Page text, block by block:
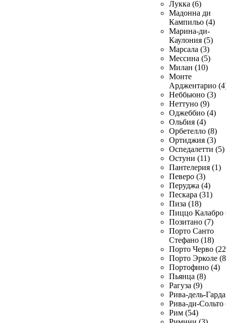
Лукка (6)
Мадонна ди
Кампильо (4)
Марина-ди-
Каулония (5)
Марсала (3)
Мессина (5)
Милан (10)
Монте
Арджентарио
Неббьюно (3)
Неттуно (9)
Оджеббио (4)
Ольбия (4)
Орбетелло (8)
Ортиджия (3)
Оспедалетти (5)
Остуни (11)
Пантелерия (1)
Певеро (3)
Перуджа (4)
Пескара (31)
Пиза (18)
Пиццо Калабро
Позитано (7)
Порто Санто
Стефано (18)
Порто Черво
Порто Эрколе
Портофино (4)
Пьянца (8)
Рагуза (9)
Рива-дель-
Рива-ди-Сольто
Рим (54)